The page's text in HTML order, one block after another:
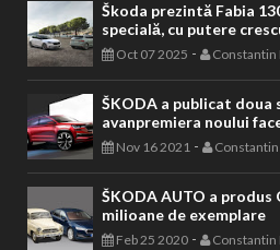
Škoda prezintă Fabia
specială, cu putere
Oct 07 2025 - Constantin
ŠKODA a publicat doua
avanpremiera noului
Nov 16 2021 - Constantin
ŠKODA AUTO a produs
milioane de exemplare
Feb 25 2020 - Constantin